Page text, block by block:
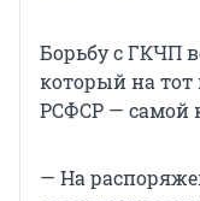
Борьбу с ГКЧП
который на
РСФСР — самой
— На